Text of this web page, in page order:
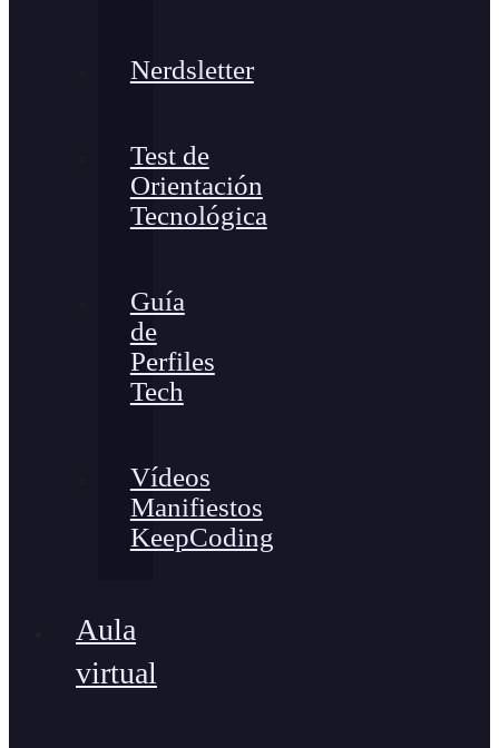
Nerdsletter
Test de
Orientación
Tecnológica
Guía
de
Perfiles
Tech
Vídeos
Manifiestos
KeepCoding
Aula
virtual